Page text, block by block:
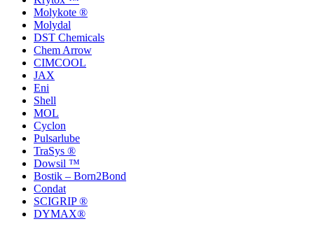
Molykote ®
Molydal
DST Chemicals
Chem Arrow
CIMCOOL
JAX
Eni
Shell
MOL
Cyclon
Pulsarlube
TraSys ®
Dowsil ™
Bostik – Born2Bond
Condat
SCIGRIP ®
DYMAX®